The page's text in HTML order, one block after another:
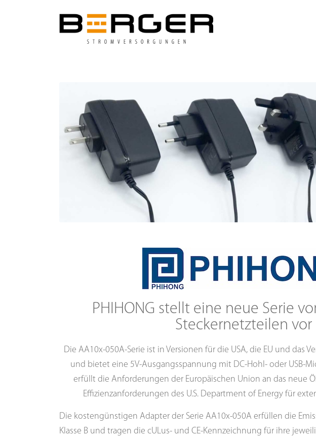
PHIHONG stellt eine neue Serie
Steckernetzteilen vor
Die AA10x-050A-Serie ist in Versionen für die USA, die EU und das
und bietet eine 5V-Ausgangsspannung mit DC-Hohl- oder USB-
erfüllt die Anforderungen der Europäischen Union an das neue
Effizienzanforderungen des U.S. Department of Energy für
Die kostengünstigen Adapter der Serie AA10x-050A erfüllen die
Klasse B und tragen die cULus- und CE-Kennzeichnung für ihre